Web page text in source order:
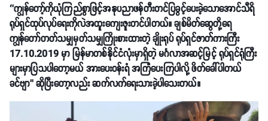
‘’ကျွန်တော့်ကိုယုံကြည်စွာဖြင့်အနုပညာဖန်တီးတင်ပြခွင့်ပေးခဲ့သောအောင်သီရိ
ရုပ်ရှင်ထုပ်လုပ်ရေးကိုလဲအထူးကျေးဇူးတင်ပါတယ်။ ချစ်မိတ်ဆွေတို့ရေ
ကျွန်တော်တတ်သမျှမှတ်သမျှကြိုးစားထားတဲ့ ချိုးရုပ် ရုပ်ရှင်ဇာတ်ကားကြီး
17.10.2019 မှာ မြန်မာတစ်နိုင်ငံလုံးမှာရှိတဲ့ မင်္ဂလာအဆင့်မြင့် ရုပ်ရှင်ရုံကြီး
များမှာပြသပါတော့မယ် အားပေးဝန်းရံ အကြံပေးကြပါလို့ ဖိတ်ခေါ်ပါတယ်
ခင်ဗျာ’’ ဆိုပြီးတော့လည်း ဆက်လက်ရေးသားခဲ့ပါသေးတယ်။